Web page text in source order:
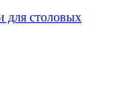
для столовых